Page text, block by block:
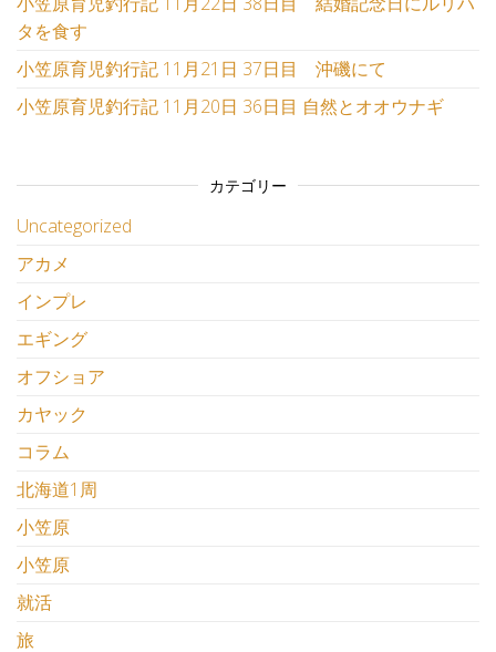
タを食す
小笠原育児釣行記 11月21日 37日目 沖磯にて
小笠原育児釣行記 11月20日 36日目 自然とオオウナギ
カテゴリー
Uncategorized
アカメ
インプレ
エギング
オフショア
カヤック
コラム
北海道1周
小笠原
小笠原
就活
旅